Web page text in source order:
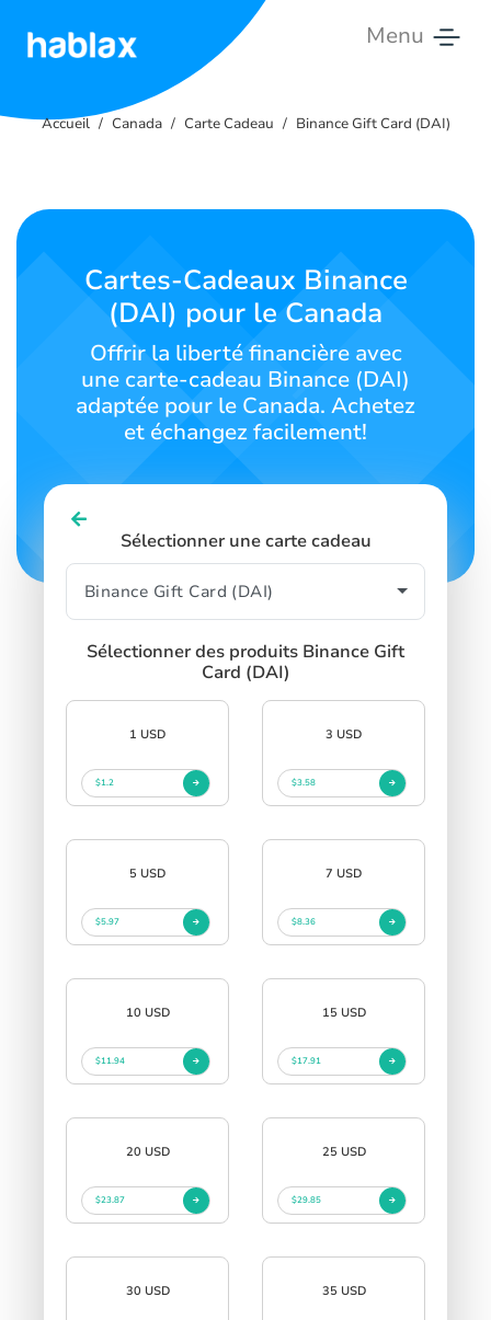
Menu
Tarifs
Contactez-
nous
Français
SIGN UP
Accueil Canada Carte Cadeau Binance Gift Card (DAI)
Cartes-Cadeaux Binance
(DAI) pour le Canada
Offrir la liberté financière avec
une carte-cadeau Binance (DAI)
adaptée pour le Canada. Achetez
et échangez facilement!
Sélectionner une carte cadeau
Sélectionner des produits Binance Gift
Card (DAI)
1 USD
$1.2
3 USD
$3.58
5 USD
$5.97
7 USD
$8.36
10 USD
$11.94
15 USD
$17.91
20 USD
$23.87
25 USD
$29.85
30 USD 35 USD